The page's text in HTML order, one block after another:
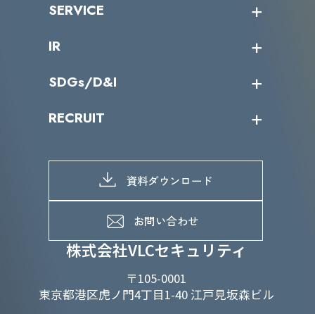
株式会社VLCセキュリティ
〒105-0001
東京都港区虎ノ門4丁目1-40 江戸見坂森ビル
ミッション／ビジョン
パートナー企業一覧
サイバーニュース
SERVICE
カテゴリー別サービス一覧
IR
IRカレンダー
IRライブラリー
よくあるご質問
SDGs/D&I
当グループのマテリアリティ
SDGs推進体制
D&Iの取り組み
RECRUIT
募集職種一覧
メッセージ
メンバーインタビュー
資料ダウンロード
お問い合わせ